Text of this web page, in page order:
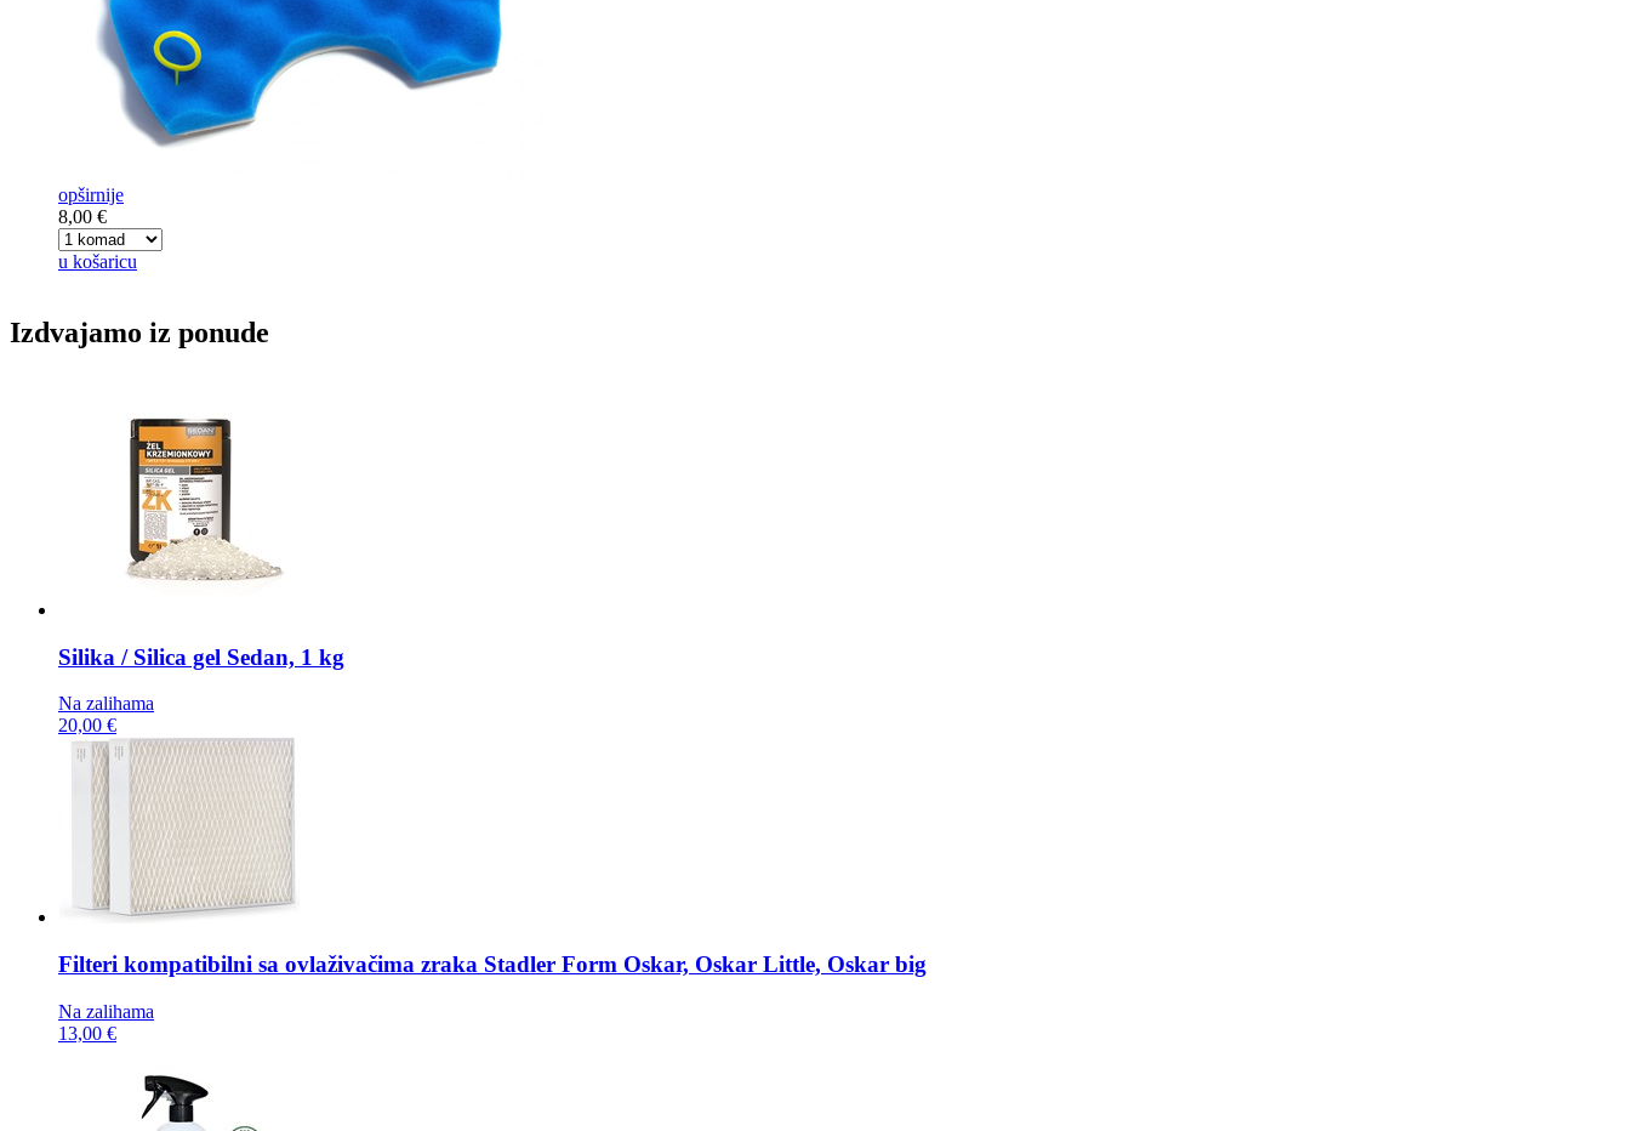
opširnije
8,00 €
u košaricu
Izdvajamo iz ponude
Silika / Silica gel Sedan, 1 kg
Na zalihama
20,00 €
Filteri kompatibilni sa ovlaživačima zraka Stadler Form Oskar, Oskar Little, Oskar big
Na zalihama
13,00 €